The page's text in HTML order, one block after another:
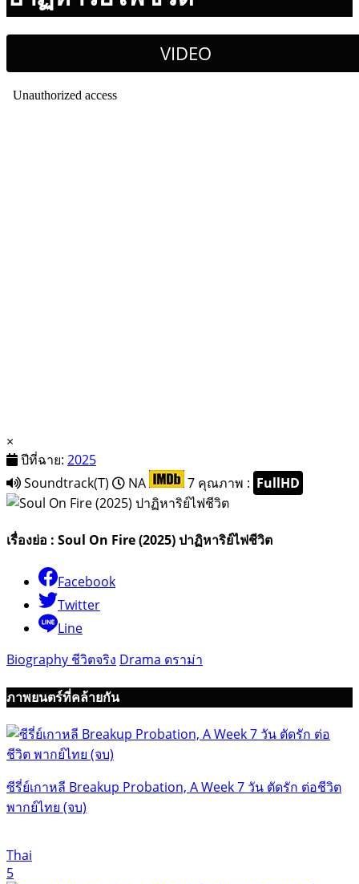
VIDEO
×
ปีที่ฉาย: 2025
Soundtrack(T)
NA 7 คุณภาพ : FullHD
เรื่องย่อ : Soul On Fire (2025) ปาฏิหาริย์ไฟชีวิต
Facebook
Twitter
Line
Biography ชีวิตจริง Drama ดราม่า
ภาพยนตร์ที่คล้ายกัน
ซีรี่ย์เกาหลี Breakup Probation, A Week 7 วัน ตัดรัก ต่อชีวิต
พากย์ไทย (จบ)
Thai
5